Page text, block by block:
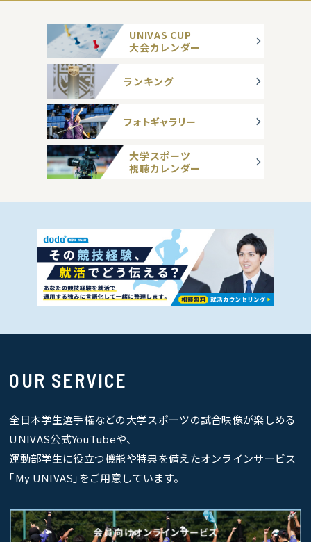
UNIVAS CUP
大会カレンダー
ランキング
フォトギャラリー
大学スポーツ
視聴カレンダー
OUR SERVICE
全日本学生選手権などの大学スポーツの試合映像が楽しめる
UNIVAS公式YouTubeや、
運動部学生に役立つ機能や特典を備えたオンラインサービス
｢My UNIVAS｣をご用意しています。